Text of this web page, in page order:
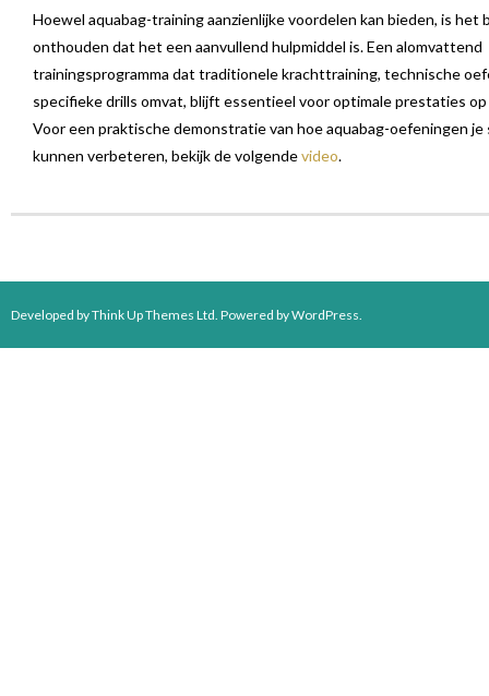
Hoewel aquabag-training aanzienlijke voordelen kan bieden, is het
onthouden dat het een aanvullend hulpmiddel is. Een alomvattend
trainingsprogramma dat traditionele krachttraining, technische
specifieke drills omvat, blijft essentieel voor optimale prestaties
Voor een praktische demonstratie van hoe aquabag-oefeningen
kunnen verbeteren, bekijk de volgendevideo.
Developed byThink Up Themes Ltd . Powered byWordPress